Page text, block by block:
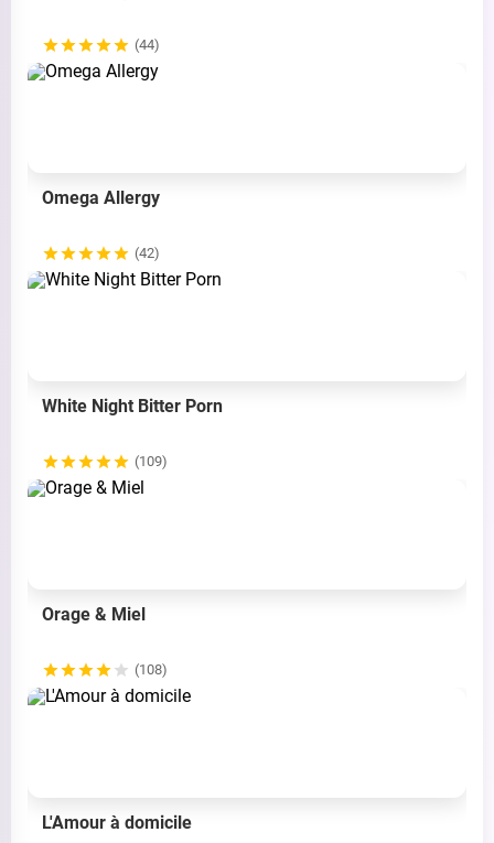
(44)
Omega Allergy
(42)
White Night Bitter Porn
(109)
Orage & Miel
(108)
L'Amour à domicile